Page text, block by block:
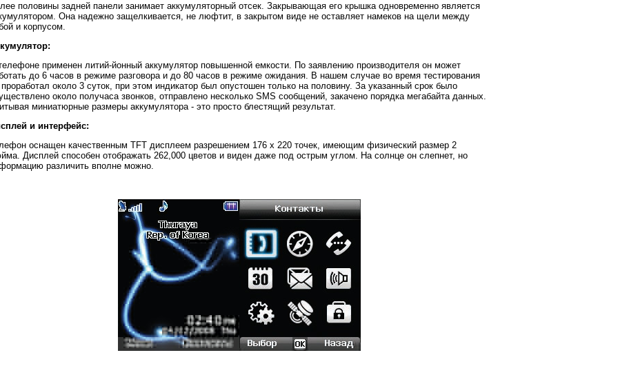
половины задней панели занимает аккумуляторный отсек. Закрывающая его крышка одновременно является
Она надежно защелкивается, не люфтит, в закрытом виде не оставляет намеков на щели между
и корпусом.
применен литий-йонный аккумулятор повышенной емкости. По заявлению производителя он может
до 6 часов в режиме разговора и до 80 часов в режиме ожидания. В нашем случае во время тестирования
около 3 суток, при этом индикатор был опустошен только на половину. За указанный срок было
около получаса звонков, отправлено несколько SMS сообщений, закачено порядка мегабайта данных.
миниатюрные размеры аккумулятора - это просто блестящий результат.
и интерфейс:
оснащен качественным TFT дисплеем разрешением 176 х 220 точек, имеющим физический размер 2
Дисплей способен отображать 262,000 цветов и виден даже под острым углом. На солнце он слепнет, но
различить вполне можно.